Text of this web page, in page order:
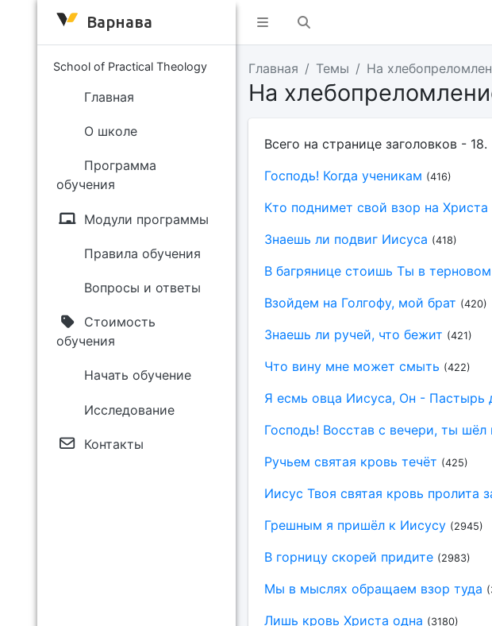
Варнава
School of Practical Theology
Главная
О школе
Программа
обучения
Модули программы
Правила обучения
Вопросы и ответы
Стоимость
обучения
Начать обучение
Исследование
Контакты
Главная Темы На
На
Всего на странице заголовков - 18.
Господь! Когда ученикам (416)
Кто поднимет свой взор на Христа
Знаешь ли подвиг Иисуса (418)
В багрянице стоишь Ты в
Взойдем на Голгофу, мой брат (420)
Знаешь ли ручей, что бежит (421)
Что вину мне может смыть (422)
Я есмь овца Иисуса, Он - Пастырь
Господь! Восстав с вечери, ты шёл
Ручьем святая кровь течёт (425)
Иисус Твоя святая кровь пролита
Грешным я пришёл к Иисусу (2945)
В горницу скорей придите (2983)
Мы в мыслях обращаем взор туда
Лишь кровь Христа одна (3180)